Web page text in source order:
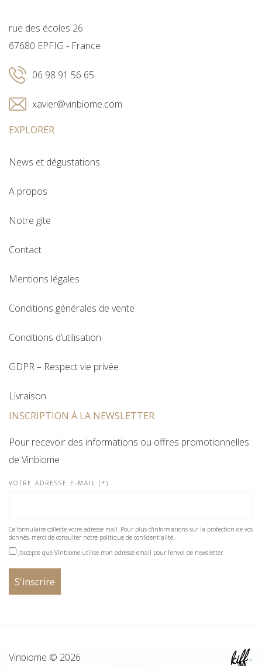
rue des écoles 26
67680 EPFIG - France
06 98 91 56 65
xavier@vinbiome.com
EXPLORER
News et dégustations
A propos
Notre gite
Contact
Mentions légales
Conditions générales de vente
Conditions d’utilisation
GDPR – Respect vie privée
Livraison
INSCRIPTION À LA NEWSLETTER
Pour recevoir des informations ou offres promotionnelles
de Vinbiome
VOTRE ADRESSE E-MAIL (*)
Ce formulaire collecte votre adresse mail. Pour plus d'informations sur la protection de vos
donnés, merci de consulter notre politique de confidentialité.
J'accepte que Vinbiome utilise mon adresse email pour l'envoi de newsletter
Vinbiome © 2026